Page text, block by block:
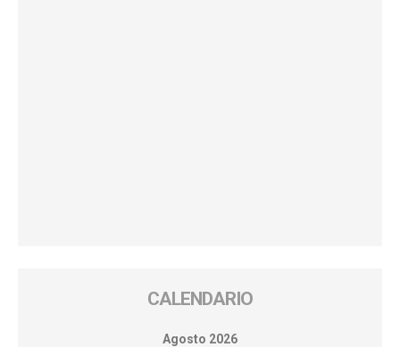
CALENDARIO
Agosto 2026